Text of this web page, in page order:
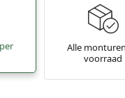
Alle
voorraad